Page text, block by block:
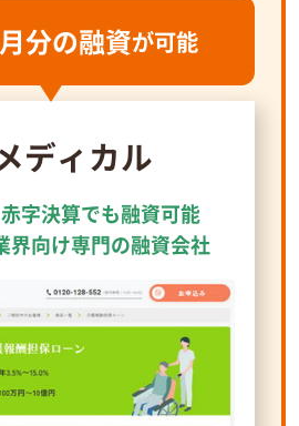
分の融資が可能
ディカル
字決算でも融資可能
界向け専門の融資会社